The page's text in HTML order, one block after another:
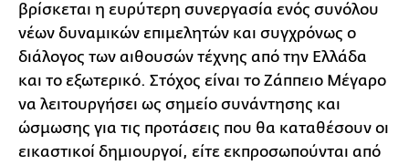
βρίσκεται η ευρύτερη συνεργασία ενός συνόλου
νέων δυναμικών επιμελητών και συγχρόνως ο
διάλογος των αιθουσών τέχνης από την Ελλάδα
και το εξωτερικό. Στόχος είναι το Ζάππειο Μέγαρο
να λειτουργήσει ως σημείο συνάντησης και
ώσμωσης για τις προτάσεις που θα καταθέσουν οι
εικαστικοί δημιουργοί, είτε εκπροσωπούνται από